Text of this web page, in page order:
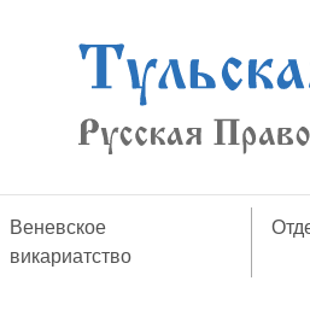
Веневское
викариатство